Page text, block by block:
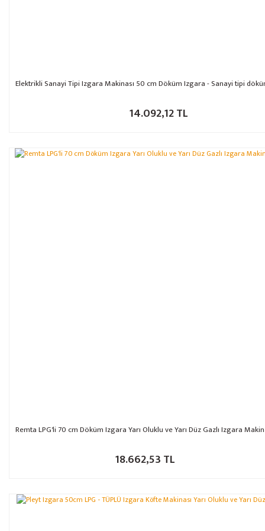
Elektrikli Sanayi Tipi Izgara Makinası 50 cm Döküm Izgara - Sanayi tipi
14.092,12 TL
Remta LPG'li 70 cm Döküm Izgara Yarı Oluklu ve Yarı Düz Gazlı Izgara
18.662,53 TL